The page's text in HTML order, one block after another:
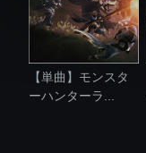
【単曲】モンスタ
ーハンターラ...